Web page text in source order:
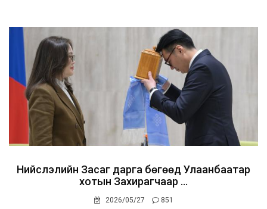
Нийслэлийн Засаг дарга бөгөөд Улаанбаатар
хотын Захирагчаар ...
2026/05/27
851